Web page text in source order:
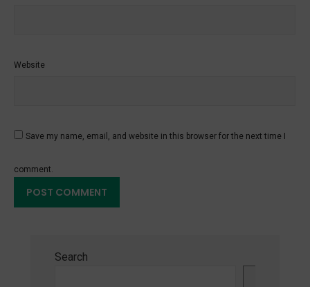
Website
Save my name, email, and website in this browser for the next time I
comment.
Search